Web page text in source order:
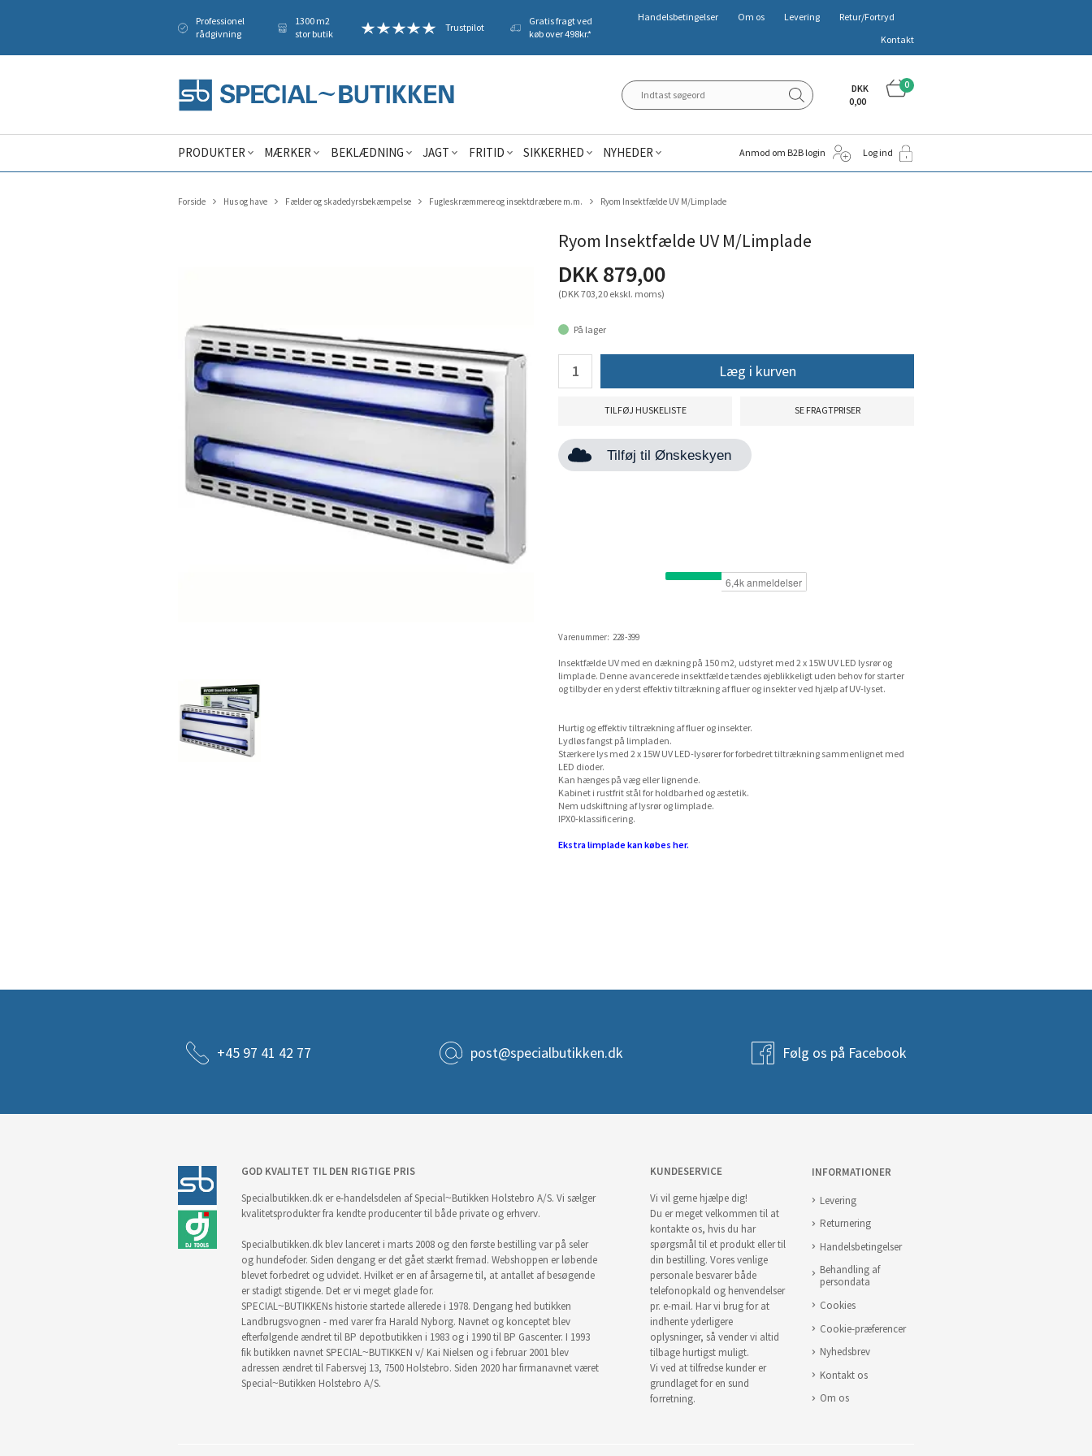
Professionel
rådgivning
1300 m2
stor butik
Trustpilot
Gratis fragt ved
køb over 498kr.*
Handelsbetingelser Om os Levering
Retur/Fortryd
Kontakt
0
DKK
0,00
PRODUKTER MÆRKER BEKLÆDNING JAGT FRITID SIKKERHED NYHEDER Anmod om B2B login Log ind
Forside Hus og have Fælder og skadedyrsbekæmpelse Fugleskræmmere og insektdræbere m.m. Ryom Insektfælde UV M/Limplade
Ryom Insektfælde UV M/Limplade
DKK 879,00
(DKK 703,20 ekskl. moms)
På lager
Læg i kurven
TILFØJ HUSKELISTE SE FRAGTPRISER
Tilføj til Ønskeskyen
Varenummer: 228-399
Insektfælde UV med en dækning på 150 m2, udstyret med 2 x 15W UV LED lysrør og
limplade. Denne avancerede insektfælde tændes øjeblikkeligt uden behov for starter
og tilbyder en yderst effektiv tiltrækning af fluer og insekter ved hjælp af UV-lyset.
Hurtig og effektiv tiltrækning af fluer og insekter.
Lydløs fangst på limpladen.
Stærkere lys med 2 x 15W UV LED-lysører for forbedret tiltrækning sammenlignet med
LED dioder.
Kan hænges på væg eller lignende.
Kabinet i rustfrit stål for holdbarhed og æstetik.
Nem udskiftning af lysrør og limplade.
IPX0-klassificering.
Ekstra limplade kan købes her.
+45 97 41 42 77 post@specialbutikken.dk Følg os på Facebook
GOD KVALITET TIL DEN RIGTIGE PRIS
Specialbutikken.dk er e-handelsdelen af Special~Butikken Holstebro A/S. Vi sælger
kvalitetsprodukter fra kendte producenter til både private og erhverv.
Specialbutikken.dk blev lanceret i marts 2008 og den første bestilling var på seler
og hundefoder. Siden dengang er det gået stærkt fremad. Webshoppen er løbende
blevet forbedret og udvidet. Hvilket er en af årsagerne til, at antallet af besøgende
er stadigt stigende. Det er vi meget glade for.
SPECIAL~BUTIKKENs historie startede allerede i 1978. Dengang hed butikken
Landbrugsvognen - med varer fra Harald Nyborg. Navnet og konceptet blev
efterfølgende ændret til BP depotbutikken i 1983 og i 1990 til BP Gascenter. I 1993
fik butikken navnet SPECIAL~BUTIKKEN v/ Kai Nielsen og i februar 2001 blev
adressen ændret til Fabersvej 13, 7500 Holstebro. Siden 2020 har firmanavnet været
Special~Butikken Holstebro A/S.
KUNDESERVICE
Vi vil gerne hjælpe dig!
Du er meget velkommen til at
kontakte os, hvis du har
spørgsmål til et produkt eller til
din bestilling. Vores venlige
personale besvarer både
telefonopkald og henvendelser
pr. e-mail. Har vi brug for at
indhente yderligere
oplysninger, så vender vi altid
tilbage hurtigst muligt.
Vi ved at tilfredse kunder er
grundlaget for en sund
forretning.
INFORMATIONER
Levering
Returnering
Handelsbetingelser
Behandling af
persondata
Cookies
Cookie-præferencer
Nyhedsbrev
Kontakt os
Om os